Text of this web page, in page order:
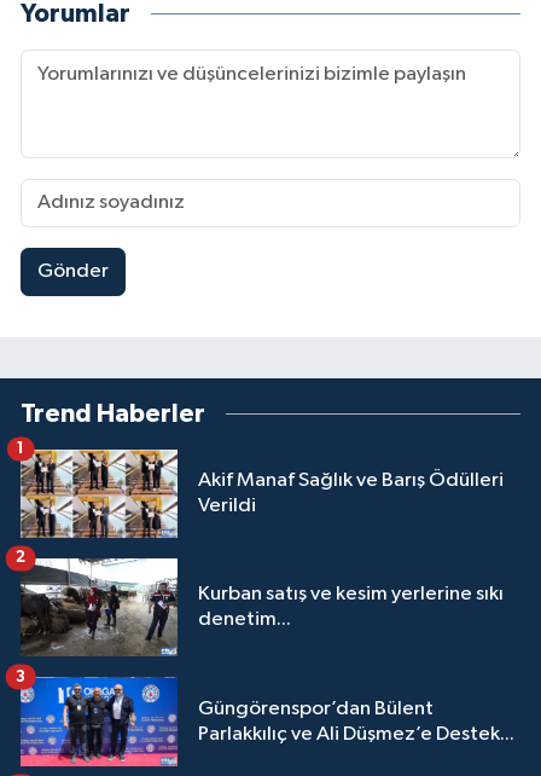
Yorumlar
Gönder
Trend Haberler
Akif Manaf Sağlık ve Barış Ödülleri
Verildi
1
Kurban satış ve kesim yerlerine sıkı
denetim...
2
Güngörenspor’dan Bülent
Parlakkılıç ve Ali Düşmez’e Destek...
3